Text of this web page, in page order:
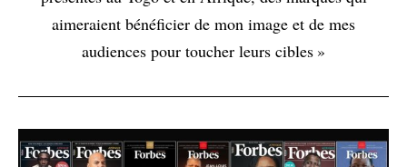
aimeraient bénéficier de mon image et de mes
audiences pour toucher leurs cibles »